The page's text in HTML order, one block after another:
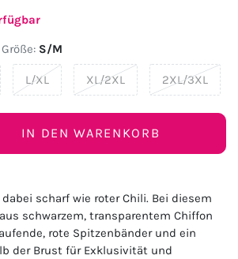
S/M
L/XL XL/2XL 2XL/3XL
IN DEN WARENKORB
scharf wie roter Chili. Bei diesem
schwarzem, transparentem Chiffon
rote Spitzenbänder und ein
der Brust für Exklusivität und